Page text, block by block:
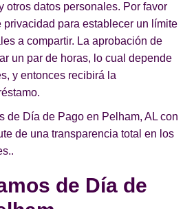
otros datos personales. Por favor
privacidad para establecer un límite
a compartir. La aprobación de
un par de horas, lo cual depende
y entonces recibirá la
de Día de Pago en Pelham, AL con
de una transparencia total en los
de Día de